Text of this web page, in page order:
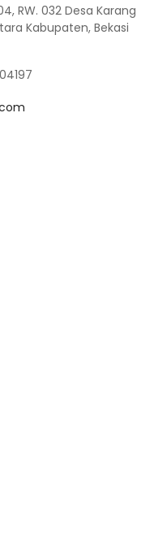
RW. 032 Desa Karang
Kabupaten, Bekasi